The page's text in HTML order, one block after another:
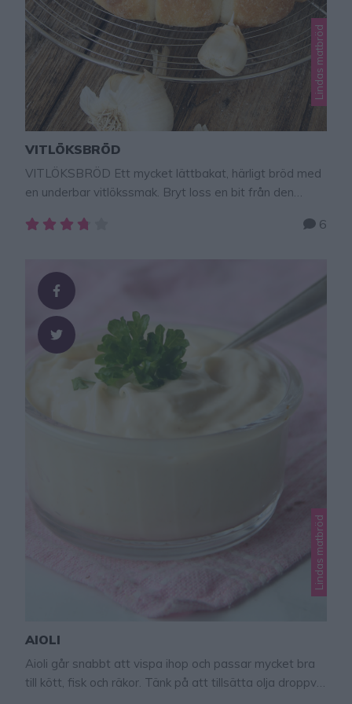
Lindas matbröd
VITLÖKSBRÖD
VITLÖKSBRÖD Ett mycket lättbakat, härligt bröd med
en underbar vitlökssmak. Bryt loss en bit från den
det i picknickkorgen när du ska på utflykt. Brödet
deg. Kalljäsning! Degen kan …
6
Lindas matbröd
AIOLI
Aioli går snabbt att vispa ihop och passar mycket bra
till kött, fisk och räkor. Tänk på att tillsätta olja droppvis